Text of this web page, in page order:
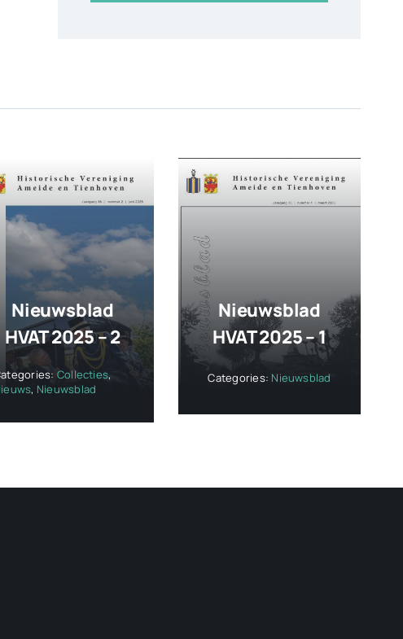
Nieuwsblad
HVAT 2025 – 2
Collecties,
, Nieuwsblad
Nieuwsblad
HVAT 2025 – 1
Categories: Nieuwsblad